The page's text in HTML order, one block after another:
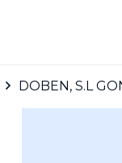
DOBEN, S.L